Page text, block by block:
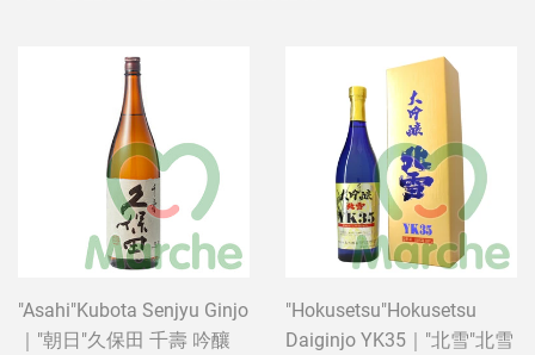
"Asahi"Kubota Senjyu Ginjo
｜"朝日"久保田 千壽 吟釀
"Hokusetsu"Hokusetsu
Daiginjo YK35｜"北雪"北雪